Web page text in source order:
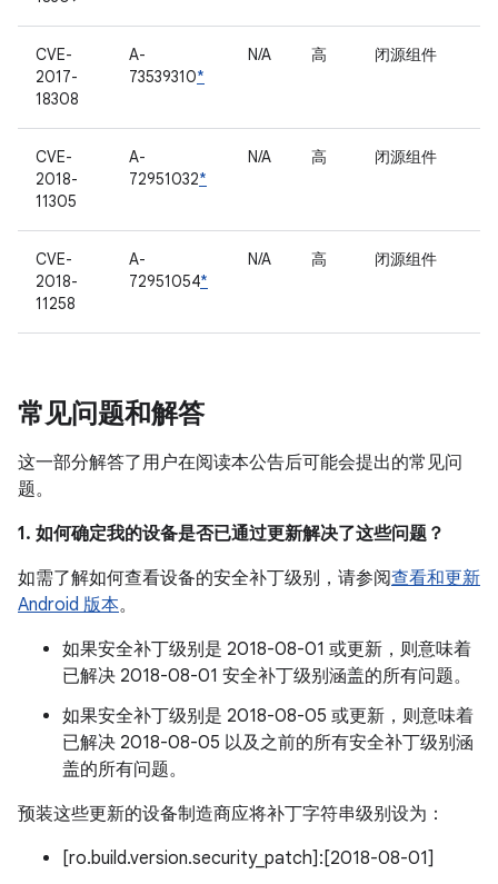
CVE-
2017-
18308
A-
73539310*
N/A 高 闭源组件
CVE-
2018-
11305
A-
72951032*
N/A 高 闭源组件
CVE-
2018-
11258
A-
72951054*
N/A 高 闭源组件
常见问题和解答
这一部分解答了用户在阅读本公告后可能会提出的常见问
题。
1. 如何确定我的设备是否已通过更新解决了这些问题？
如需了解如何查看设备的安全补丁级别，请参阅查看和更新
Android 版本。
如果安全补丁级别是 2018-08-01 或更新，则意味着
已解决 2018-08-01 安全补丁级别涵盖的所有问题。
如果安全补丁级别是 2018-08-05 或更新，则意味着
已解决 2018-08-05 以及之前的所有安全补丁级别涵
盖的所有问题。
预装这些更新的设备制造商应将补丁字符串级别设为：
[ro.build.version.security_patch]:[2018-08-01]